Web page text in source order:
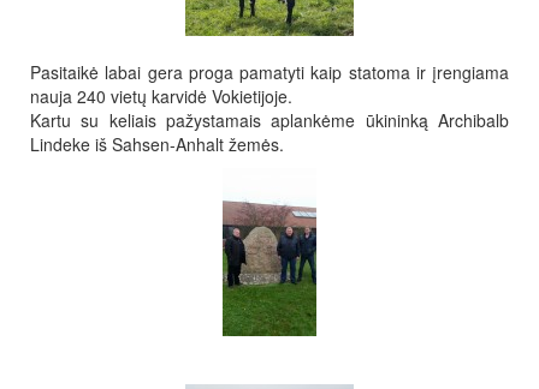
Pasitaikė labai gera proga pamatyti kaip statoma ir įrengiama
nauja 240 vietų karvidė Vokietijoje.
Kartu su keliais pažystamais aplankėme ūkininką Archibalb
Lindeke iš Sahsen-Anhalt žemės.